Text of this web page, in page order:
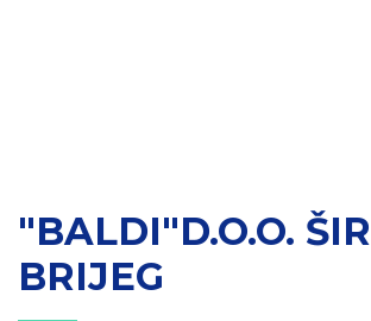
"BALDI"D.O.O.
BRIJEG